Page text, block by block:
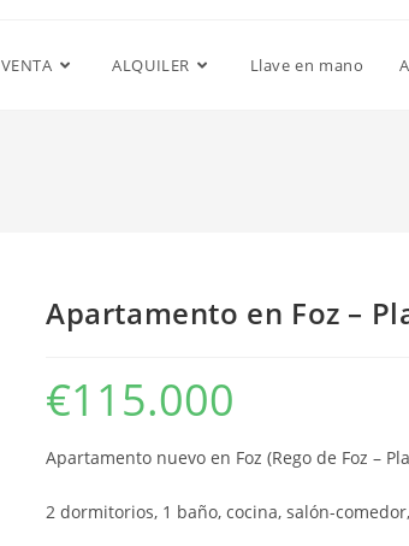
VENTA ALQUILER Llave en mano
Apartamento en Foz –
€115.000
Apartamento nuevo en Foz (Rego de Foz –
2 dormitorios, 1 baño, cocina, salón-